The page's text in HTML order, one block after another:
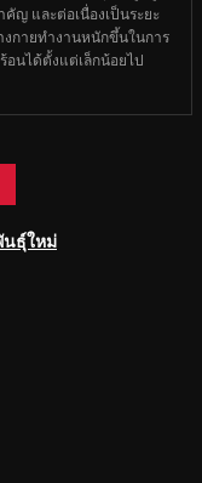
ญ และต่อเนื่องเป็นระยะ
กายทำงานหนักขึ้นในการ
นได้ตั้งแต่เล็กน้อยไป
นธุ์ใหม่